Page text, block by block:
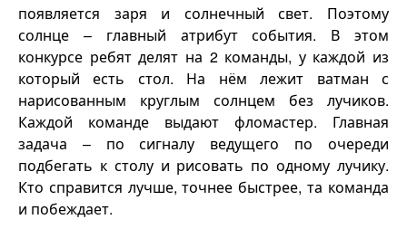
появляется заря и солнечный свет. Поэтому
солнце – главный атрибут события. В этом
конкурсе ребят делят на 2 команды, у каждой из
который есть стол. На нём лежит ватман с
нарисованным круглым солнцем без лучиков.
Каждой команде выдают фломастер. Главная
задача – по сигналу ведущего по очереди
подбегать к столу и рисовать по одному лучику.
Кто справится лучше, точнее быстрее, та команда
и побеждает.